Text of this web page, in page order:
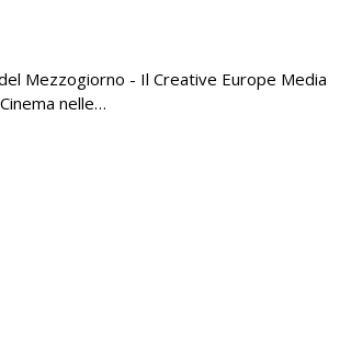
Mezzogiorno - Il Creative Europe Media
nelle…